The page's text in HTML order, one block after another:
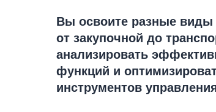
Вы освоите разные виды
от закупочной до
анализировать
функций и
инструментов